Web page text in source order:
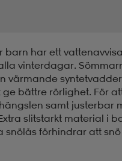
barn har ett
vinterdagar.
värmande
bättre rörlighet. För
samt justerbar
slitstarkt material i
snölås förhindrar att